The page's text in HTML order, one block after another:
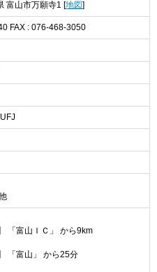
富山市万願寺1 [ 地図
FAX : 076-468-3050
「富山ＩＣ」 から9km
「富山」 から25分